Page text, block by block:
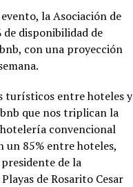
la Asociación de
disponibilidad de
con una proyección
turísticos entre hoteles y
que nos triplican la
convencional
un 85% entre hoteles,
de la
de Rosarito Cesar